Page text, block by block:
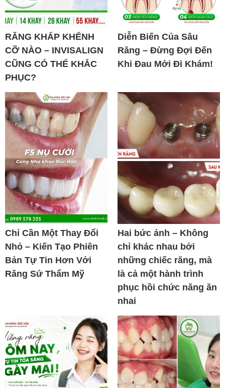
RĂNG KHẤP KHỂNH
CỠ NÀO – INVISALIGN
CŨNG CÓ THỂ KHẮC
PHỤC?
Diễn Biến Của Sâu
Răng – Đừng Đợi Đến
Khi Đau Mới Đi Khám!
Chỉ Cần Một Thay Đổi
Nhỏ – Kiến Tạo Phiên
Bản Tự Tin Hơn Với
Răng Sứ Thẩm Mỹ
Hai bức ảnh – Không
chỉ khác nhau bởi
những chiếc răng, mà
là cả một hành trình
phục hồi chức năng ăn
nhai